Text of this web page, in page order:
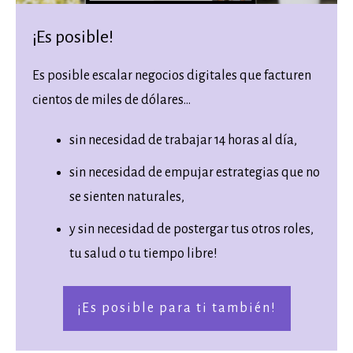
¡Es posible!
Es posible escalar negocios digitales que facturen
cientos de miles de dólares...
sin necesidad de trabajar 14 horas al día,
sin necesidad de empujar estrategias que no
se sienten naturales,
y sin necesidad de postergar tus otros roles,
tu salud o tu tiempo libre!
¡Es posible para ti también!